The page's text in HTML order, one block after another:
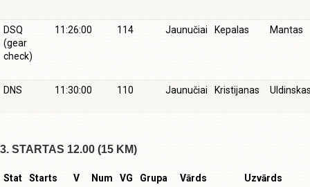
DSQ
(gear
check)
11:26:00 114 Jaunučiai Kepalas Mantas
DNS 11:30:00 110 Jaunučiai Kristijanas
3. STARTAS 12.00 (15 KM)
Stat Starts V Num VG Grupa Vārds
Uzvārds